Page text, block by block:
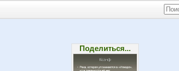
Поделиться...